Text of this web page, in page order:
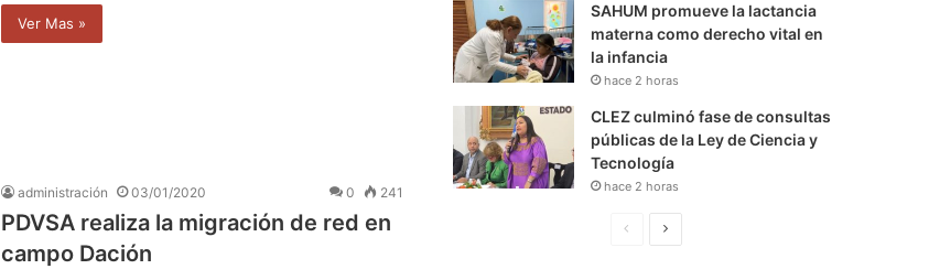
Ver Mas »
administración 03/01/2020 0 241
PDVSA realiza la migración de red en
campo Dación
SAHUM promueve la lactancia
materna como derecho vital en
la infancia
hace 2 horas
CLEZ culminó fase de consultas
públicas de la Ley de Ciencia y
Tecnología
hace 2 horas
S